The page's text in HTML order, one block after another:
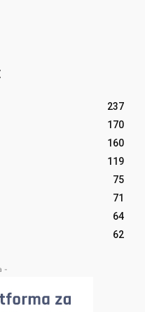
237
170
160
119
75
71
64
62
-